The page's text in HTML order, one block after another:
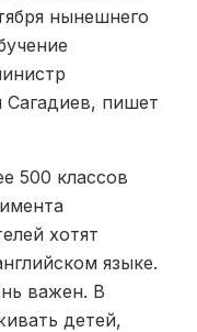
нынешнего
Сагадиев, пишет
500 классов
хотят
языке.
важен. В
детей,